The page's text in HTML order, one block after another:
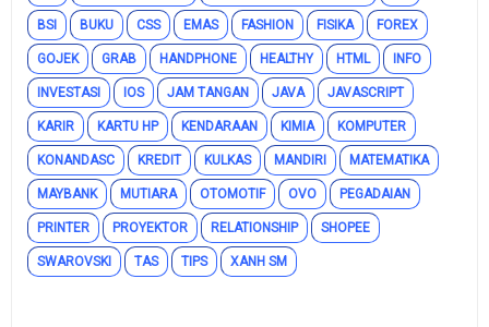
BSI BUKU CSS EMAS FASHION FISIKA FOREX
GOJEK GRAB HANDPHONE HEALTHY HTML INFO
INVESTASI IOS JAM TANGAN JAVA JAVASCRIPT
KARIR KARTU HP KENDARAAN KIMIA KOMPUTER
KONANDASC KREDIT KULKAS MANDIRI MATEMATIKA
MAYBANK MUTIARA OTOMOTIF OVO PEGADAIAN
PRINTER PROYEKTOR RELATIONSHIP SHOPEE
SWAROVSKI TAS TIPS XANH SM